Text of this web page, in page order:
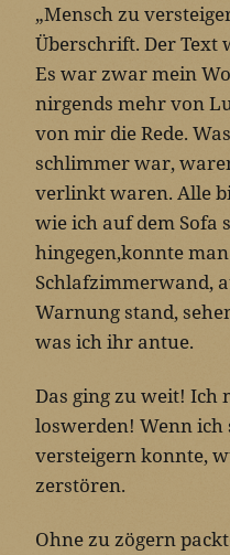
„Mensch zu
Überschrift. Der Text
Es war zwar mein
nirgends mehr von
von mir die Rede.
schlimmer war,
verlinkt waren. Alle
wie ich auf dem Sofa
hingegen,konnte
Schlafzimmerwand,
Warnung stand,
was ich ihr antue.
Das ging zu weit! Ich
loswerden! Wenn
versteigern konnte,
zerstören.
Ohne zu zögern